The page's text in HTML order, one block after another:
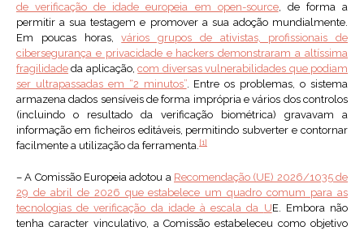
de verificação de idade europeia em open-source, de forma a
permitir a sua testagem e promover a sua adoção mundialmente.
Em poucas horas,vários grupos de ativistas, profissionais de
cibersegurança e privacidade e hackers demonstraram a altíssima
fragilidade da aplicação,com diversas vulnerabilidades que podiam
ser ultrapassadas em “2 minutos”. Entre os problemas, o sistema
armazena dados sensíveis de forma imprópria e vários dos controlos
(incluindo o resultado da verificação biométrica) gravavam a
informação em ficheiros editáveis, permitindo subverter e contornar
facilmente a utilização da ferramenta.[1]
– A Comissão Europeia adotou a Recomendação (UE) 2026/1035 de
29 de abril de 2026 que estabelece um quadro comum para as
tecnologias de verificação da idade à escala da UE. Embora não
tenha caracter vinculativo, a Comissão estabeleceu como objetivo